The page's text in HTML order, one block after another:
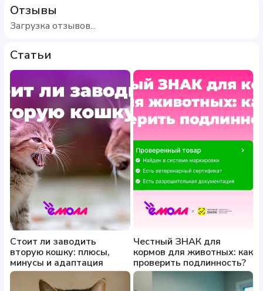
Отзывы
Загрузка отзывов...
Статьи
Стоит ли заводить
вторую кошку: плюсы,
минусы и адаптация
Честный ЗНАК для
кормов для животных: как
проверить подлинность?